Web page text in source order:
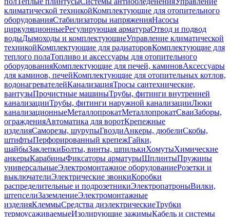
климатической техникойКомплектующие для отопительного
оборудованияСтабилизаторы напряженияНасосы
циркуляционныеРегулирующая арматураОтвод и подвод
водыДымоходы и комплектующиеУправление климатической
техникойКомплектующие для радиаторовКомплектующие для
теплого полаТопливо и аксессуары для отопительного
оборудованияКомплектующие для печей, каминовАксессуары
для каминов, печейКомплектующие для отопительных котлов,
водонагревателейКанализацияТросы сантехнические,
вантузыПрочистные машиныТрубы, фитинги внутренней
канализацииТрубы, фитинги наружной канализацииЛюки
канализационныеМеталлопрокатМеталлопрокатСваиЗаборы,
огражденияАвтоматика для воротКрепежные
изделияСаморезы, шурупыГвоздиАнкеры, дюбелиСкобы,
штифтыПерфорированный крепежГайки,
шайбыЗаклепкиБолты, винты, шпилькиХомутыХимические
анкерыКарабиныФиксаторы арматурыШплинтыПружины
универсальныеЭлектромонтажное оборудованиеРозетки и
выключателиЭлектрические звонкиКоробки
распределительные и подрозетникиЭлектропатроныВилки,
штепселиЗаземлениеЭлектромонтажные
изделияКлеммыСредства диэлектрическиеТрубки
термоусаживаемыеИзолирующие зажимыКабель и системы